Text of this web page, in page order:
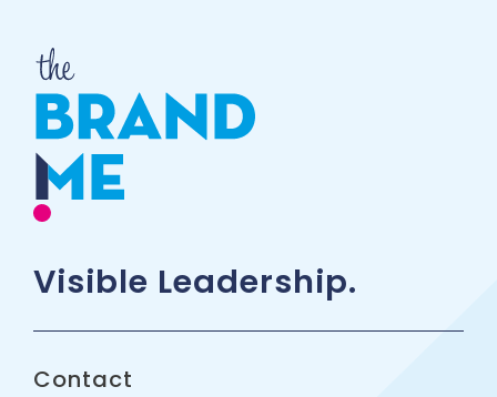
Visible Leadership.
Contact